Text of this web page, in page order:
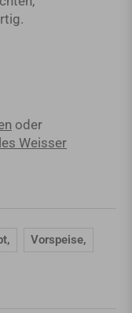
oder
Weisser
, Vorspeise,